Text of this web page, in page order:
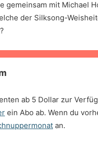
gemeinsam mit Michael
der Silksong-
ab 5 Dollar zur
ein Abo ab. Wenn du
an.